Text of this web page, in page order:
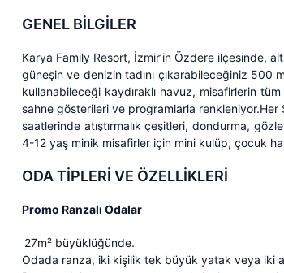
GENEL BİLGİLER
Karya Family Resort, İzmir’in Özdere ilçesinde,
güneşin ve denizin tadını çıkarabileceğiniz 500
kullanabileceği kaydıraklı havuz, misafirlerin
sahne gösterileri ve programlarla
saatlerinde atıştırmalık çeşitleri, dondurma,
4-12 yaş minik misafirler için mini kulüp, çocuk
ODA TİPLERİ VE ÖZELLİKLERİ
Promo Ranzalı Odalar
27m² büyüklüğünde.
Odada ranza, iki kişilik tek büyük yatak veya iki